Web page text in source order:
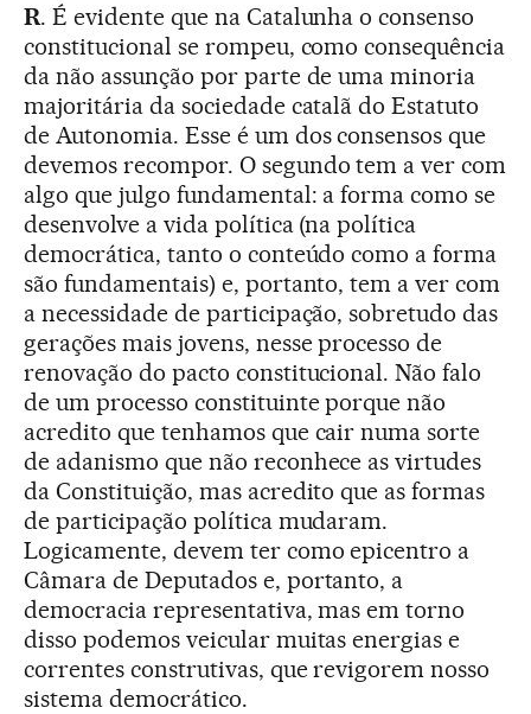
R. É evidente que na Catalunha o consenso
constitucional se rompeu, como consequência
da não assunção por parte de uma minoria
majoritária da sociedade catalã do Estatuto
de Autonomia. Esse é um dos consensos que
devemos recompor. O segundo tem a ver com
algo que julgo fundamental: a forma como se
desenvolve a vida política (na política
democrática, tanto o conteúdo como a forma
são fundamentais) e, portanto, tem a ver com
a necessidade de participação, sobretudo das
gerações mais jovens, nesse processo de
renovação do pacto constitucional. Não falo
de um processo constituinte porque não
acredito que tenhamos que cair numa sorte
de adanismo que não reconhece as virtudes
da Constituição, mas acredito que as formas
de participação política mudaram.
Logicamente, devem ter como epicentro a
Câmara de Deputados e, portanto, a
democracia representativa, mas em torno
disso podemos veicular muitas energias e
correntes construtivas, que revigorem nosso
sistema democrático.